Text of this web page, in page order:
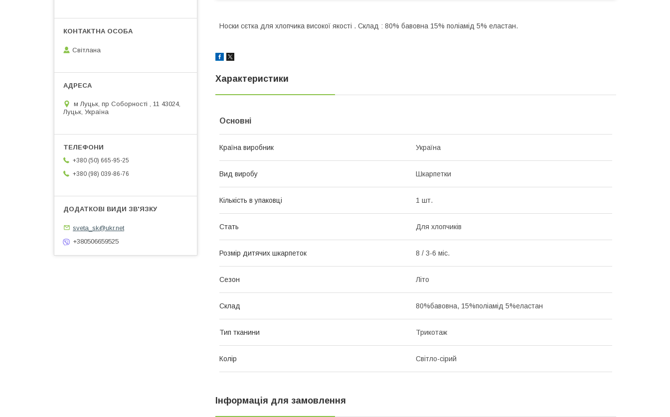
Носки сєтка для хлопчика високої якості . Склад : 80% бавовна 15% поліамід 5% еластан.
Характеристики
Основні
Країна виробник Україна
Вид виробу Шкарпетки
Кількість в упаковці 1 шт.
Стать Для хлопчиків
Розмір дитячих шкарпеток 8 / 3-6 міс.
Сезон Літо
Склад 80%бавовна, 15%поліамід 5%еластан
Тип тканини Трикотаж
Колір Світло-сірий
Інформація для замовлення
Світлана
м Луцьк, пр Соборності , 11 43024,
Луцьк, Україна
+380 (50) 665-95-25
+380 (98) 039-86-76
sveta_sk@ukr.net
+380506659525